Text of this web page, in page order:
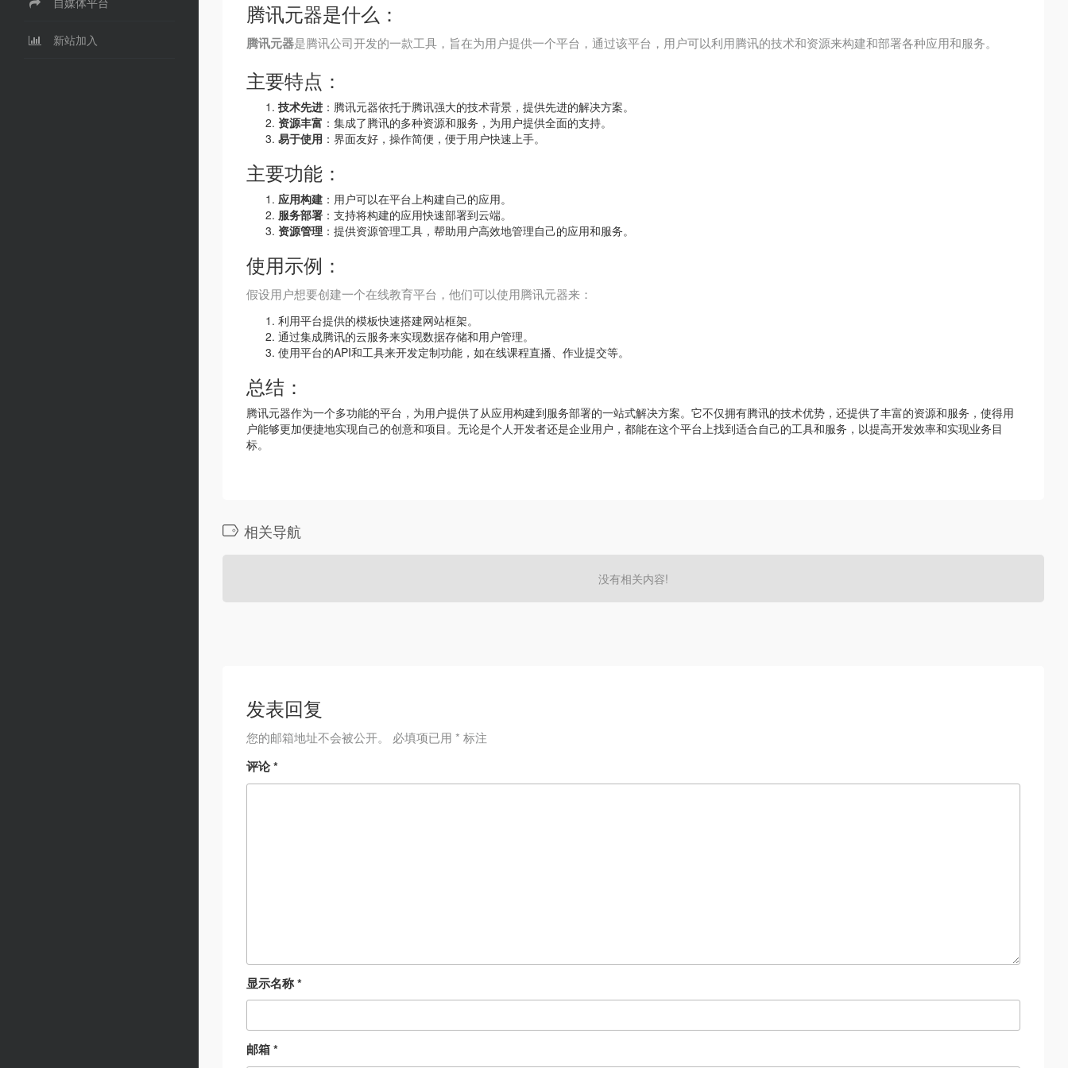
新站加入
腾讯元器是什么：
腾讯元器是腾讯公司开发的一款工具，旨在为用户提供一个平台，通过该平台，用户可以利用腾讯的技术和资源来构建和部署各种应用和服务。
主要特点：
技术先进 ：腾讯元器依托于腾讯强大的技术背景，提供先进的解决方案。
资源丰富 ：集成了腾讯的多种资源和服务，为用户提供全面的支持。
易于使用 ：界面友好，操作简便，便于用户快速上手。
主要功能：
应用构建 ：用户可以在平台上构建自己的应用。
服务部署 ：支持将构建的应用快速部署到云端。
资源管理 ：提供资源管理工具，帮助用户高效地管理自己的应用和服务。
使用示例：
假设用户想要创建一个在线教育平台，他们可以使用腾讯元器来：
利用平台提供的模板快速搭建网站框架。
通过集成腾讯的云服务来实现数据存储和用户管理。
使用平台的API和工具来开发定制功能，如在线课程直播、作业提交等。
总结：
腾讯元器作为一个多功能的平台，为用户提供了从应用构建到服务部署的一站式解决方案。它不仅拥有腾讯的技术优势，还提供了丰富的资源和服务，使得用
户能够更加便捷地实现自己的创意和项目。无论是个人开发者还是企业用户，都能在这个平台上找到适合自己的工具和服务，以提高开发效率和实现业务目
标。
相关导航
没有相关内容!
发表回复
您的邮箱地址不会被公开。 必填项已用 * 标注
评论*
显示名称*
邮箱*